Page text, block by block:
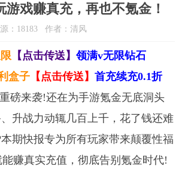
游戏赚真充，再也不氪金！
：18183 作者：清风
【点击传送】 领满v无限钻石
盒子 【点击传送】首充续充0.1折
磅来袭!还在为手游氪金无底洞头
升战力动辄几百上千，花了钱还难
期快报专为所有玩家带来颠覆性福
赚真实充值，彻底告别氪金时代!